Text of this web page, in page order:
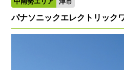
パナソニックエレクトリック